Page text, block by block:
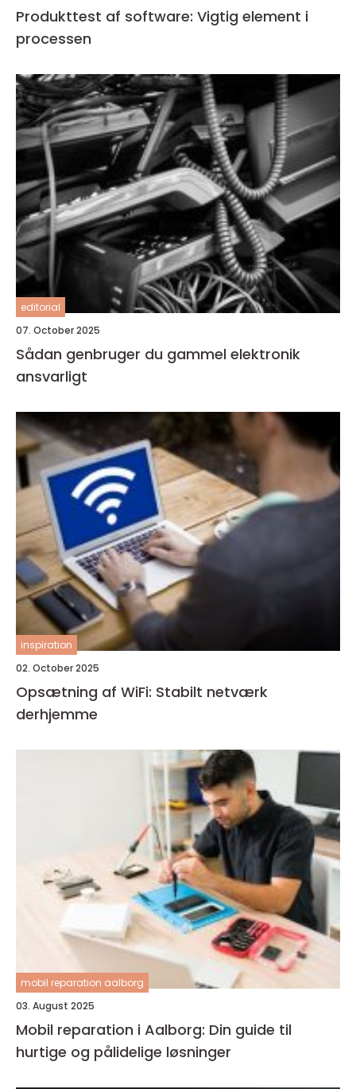
Produkttest af software: Vigtig element i
processen
editorial
07. October 2025
Sådan genbruger du gammel elektronik
ansvarligt
inspiration
02. October 2025
Opsætning af WiFi: Stabilt netværk
derhjemme
mobil reparation aalborg
03. August 2025
Mobil reparation i Aalborg: Din guide til
hurtige og pålidelige løsninger